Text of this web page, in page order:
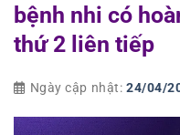
bệnh nhi có
thứ 2 liên tiếp
Ngày cập nhật: 24/04/